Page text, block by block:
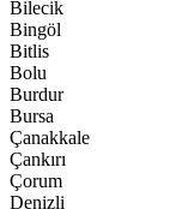
Bilecik
Bingöl
Bitlis
Bolu
Burdur
Bursa
Çanakkale
Çankırı
Çorum
Denizli